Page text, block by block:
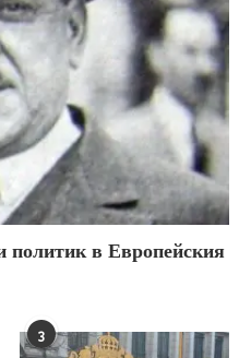
политик в Европейския
3